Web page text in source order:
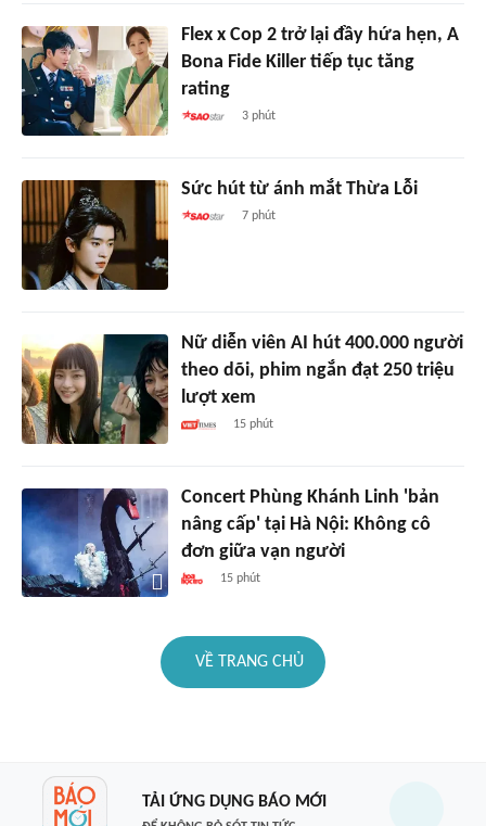
Flex x Cop 2 trở lại đầy hứa hẹn, A
Bona Fide Killer tiếp tục tăng
rating
3 phút
Sức hút từ ánh mắt Thừa Lỗi
7 phút
Nữ diễn viên AI hút 400.000 người
theo dõi, phim ngắn đạt 250 triệu
lượt xem
15 phút
Concert Phùng Khánh Linh 'bản
nâng cấp' tại Hà Nội: Không cô
đơn giữa vạn người
15 phút
VỀ TRANG CHỦ
TẢI ỨNG DỤNG BÁO MỚI